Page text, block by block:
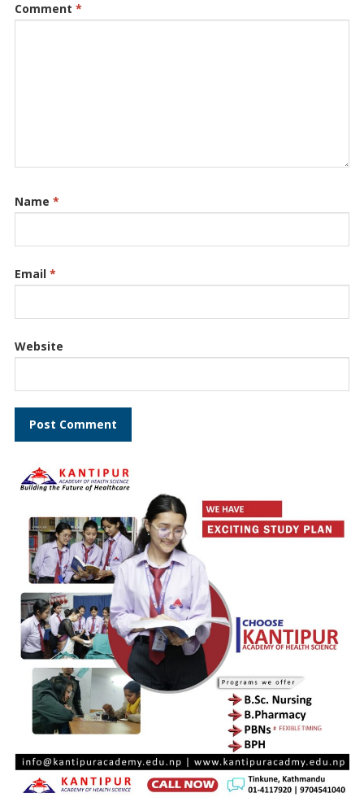
Comment *
Name *
Email *
Website